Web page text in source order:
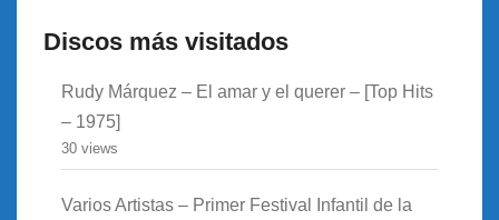
Discos más visitados
Rudy Márquez – El amar y el querer – [Top Hits
– 1975]
30 views
Varios Artistas – Primer Festival Infantil de la